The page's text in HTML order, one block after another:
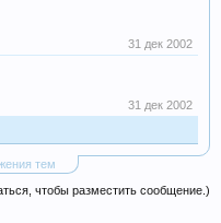
31 дек 2002
31 дек 2002
тем
чтобы разместить сообщение.)